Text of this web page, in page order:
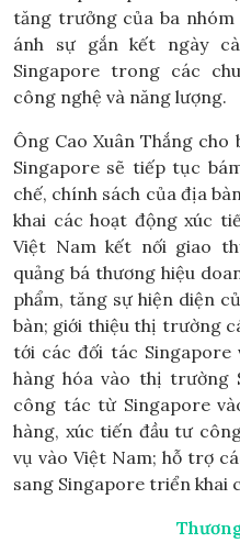
tăng trưởng của ba nhóm
ánh sự gắn kết ngày
Singapore trong các
công nghệ và năng lượng.
Ông Cao Xuân Thắng
Singapore sẽ tiếp tục
chế, chính sách của địa
khai các hoạt động xúc
Việt Nam kết nối giao
quảng bá thương hiệu
phẩm, tăng sự hiện diện
bàn; giới thiệu thị trường
tới các đối tác Singapore
hàng hóa vào thị trường
công tác từ Singapore
hàng, xúc tiến đầu tư
vụ vào Việt Nam; hỗ trợ
sang Singapore triển khai